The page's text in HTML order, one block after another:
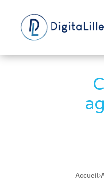
Accueil›